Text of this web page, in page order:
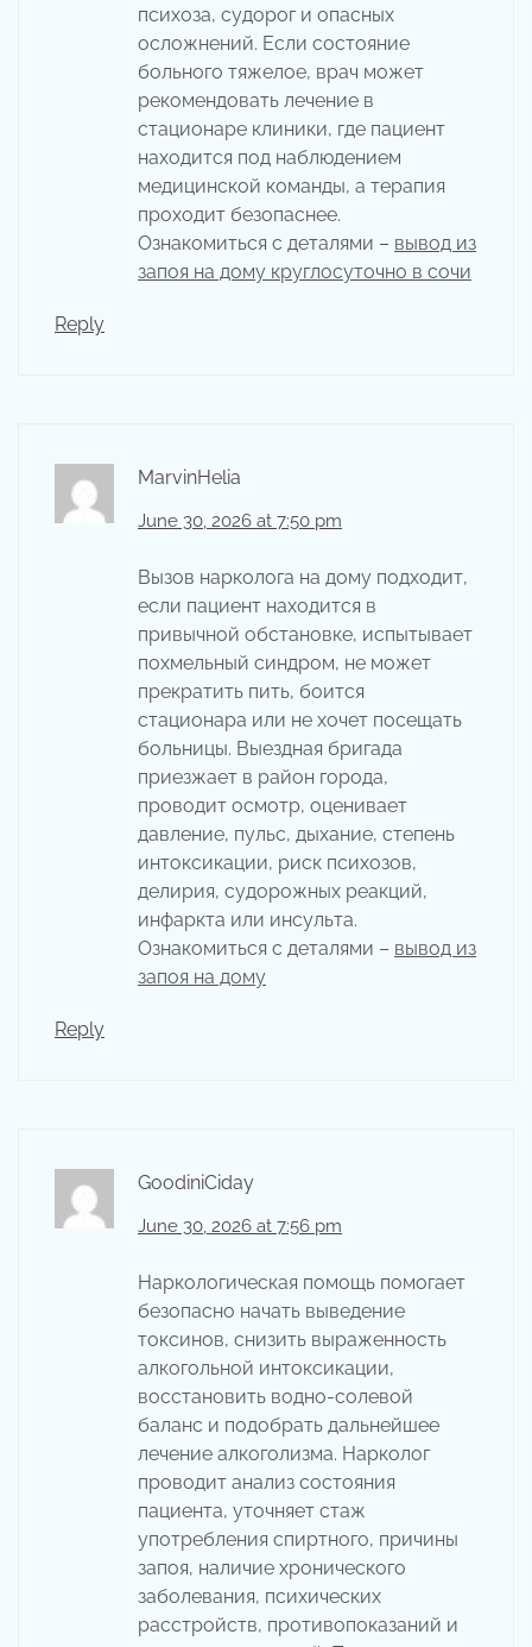
психоза, судорог и опасных
осложнений. Если состояние
больного тяжелое, врач может
рекомендовать лечение в
стационаре клиники, где пациент
находится под наблюдением
медицинской команды, а терапия
проходит безопаснее.
Ознакомиться с деталями – вывод из
запоя на дому круглосуточно в сочи
Reply
MarvinHelia
June 30, 2026 at 7:50 pm
Вызов нарколога на дому подходит,
если пациент находится в
привычной обстановке, испытывает
похмельный синдром, не может
прекратить пить, боится
стационара или не хочет посещать
больницы. Выездная бригада
приезжает в район города,
проводит осмотр, оценивает
давление, пульс, дыхание, степень
интоксикации, риск психозов,
делирия, судорожных реакций,
инфаркта или инсульта.
Ознакомиться с деталями – вывод из
запоя на дому
Reply
GoodiniCiday
June 30, 2026 at 7:56 pm
Наркологическая помощь помогает
безопасно начать выведение
токсинов, снизить выраженность
алкогольной интоксикации,
восстановить водно-солевой
баланс и подобрать дальнейшее
лечение алкоголизма. Нарколог
проводит анализ состояния
пациента, уточняет стаж
употребления спиртного, причины
запоя, наличие хронического
заболевания, психических
расстройств, противопоказаний и